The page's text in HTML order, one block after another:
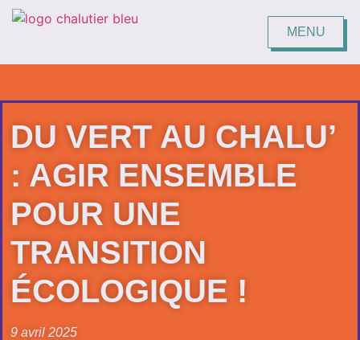
MENU
FERMER
DU VERT AU CHALU’
: AGIR ENSEMBLE
POUR UNE
TRANSITION
ÉCOLOGIQUE !
9 avril 2025